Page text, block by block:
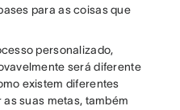
para as coisas que
personalizado,
será diferente
existem diferentes
suas metas, também